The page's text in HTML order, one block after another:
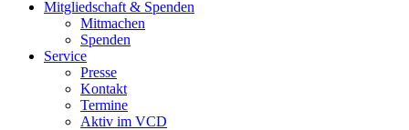
Mitgliedschaft & Spenden
Mitmachen
Spenden
Service
Presse
Kontakt
Termine
Aktiv im VCD